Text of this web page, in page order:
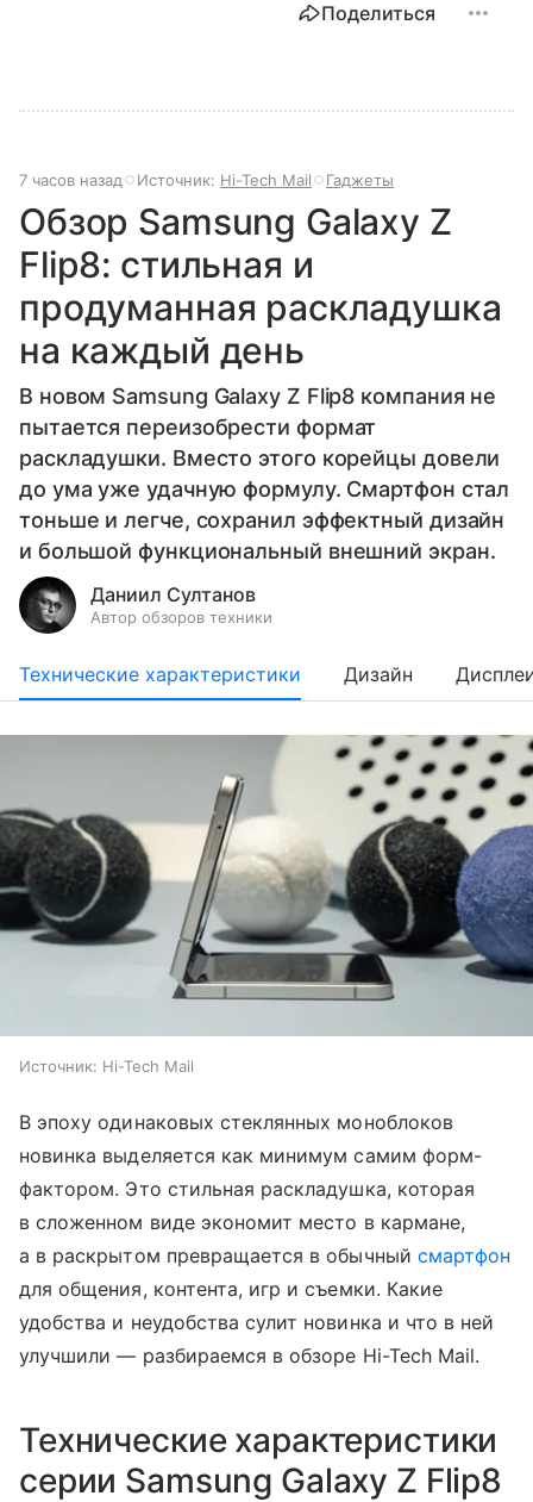
Поделиться
7 часов назад Источник: Hi-Tech Mail Гаджеты
Обзор Samsung Galaxy Z
Flip8: стильная и
продуманная раскладушка
на каждый день
В новом Samsung Galaxy Z Flip8 компания не
пытается переизобрести формат
раскладушки. Вместо этого корейцы довели
до ума уже удачную формулу. Смартфон стал
тоньше и легче, сохранил эффектный дизайн
и большой функциональный внешний экран.
Даниил Султанов
Автор обзоров техники
Технические характеристики Дизайн
Источник: Hi-Tech Mail
В эпоху одинаковых стеклянных моноблоков
новинка выделяется как минимум самим форм-
фактором. Это стильная раскладушка, которая
в сложенном виде экономит место в кармане,
а в раскрытом превращается в обычный смартфон
для общения, контента, игр и съемки. Какие
удобства и неудобства сулит новинка и что в ней
улучшили — разбираемся в обзоре Hi-Tech Mail.
Технические характеристики
серии Samsung Galaxy Z Flip8